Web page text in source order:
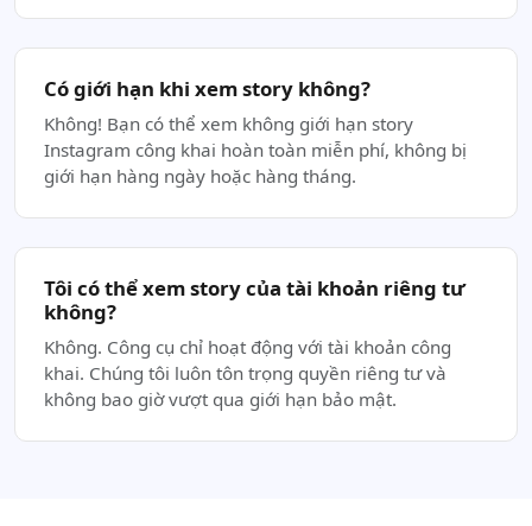
Có giới hạn khi xem story không?
Không! Bạn có thể xem không giới hạn story
Instagram công khai hoàn toàn miễn phí, không bị
giới hạn hàng ngày hoặc hàng tháng.
Tôi có thể xem story của tài khoản riêng tư
không?
Không. Công cụ chỉ hoạt động với tài khoản công
khai. Chúng tôi luôn tôn trọng quyền riêng tư và
không bao giờ vượt qua giới hạn bảo mật.